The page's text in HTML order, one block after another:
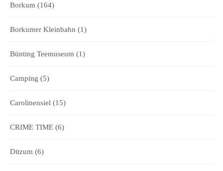
Borkum (164)
Borkumer Kleinbahn (1)
Bünting Teemuseum (1)
Camping (5)
Carolinensiel (15)
CRIME TIME (6)
Ditzum (6)